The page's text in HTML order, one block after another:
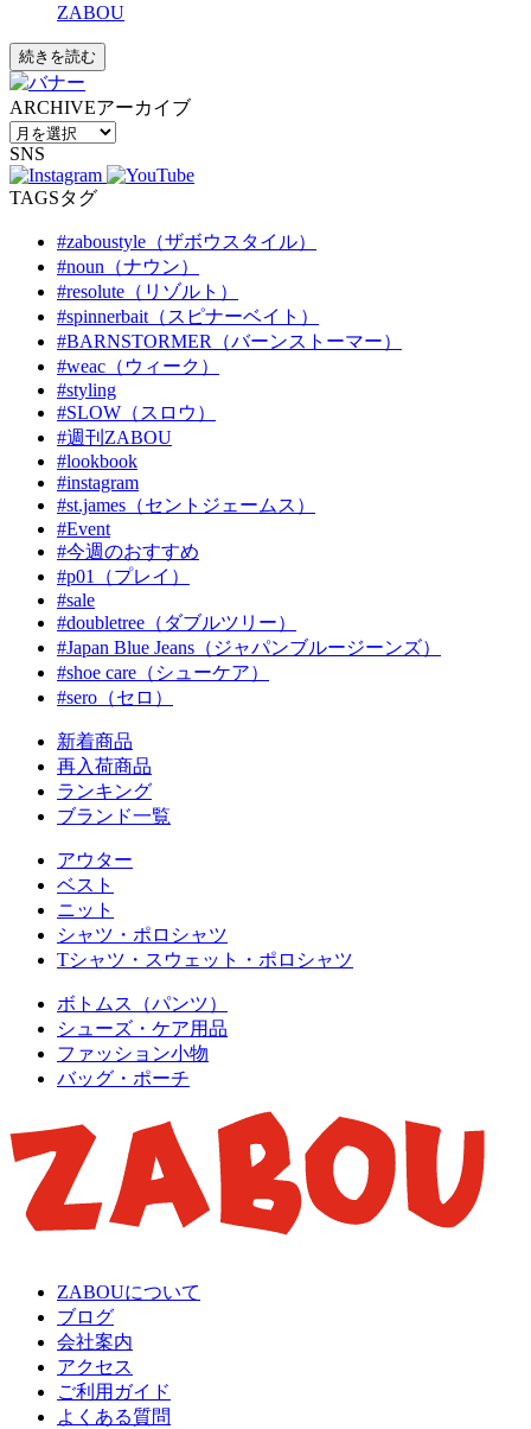
ZABOU
続きを読む
ARCHIVEアーカイブ
SNS
TAGSタグ
#zaboustyle（ザボウスタイル）
#noun（ナウン）
#resolute（リゾルト）
#spinnerbait（スピナーベイト）
#BARNSTORMER（バーンストーマー）
#weac（ウィーク）
#styling
#SLOW（スロウ）
#週刊ZABOU
#lookbook
#instagram
#st.james（セントジェームス）
#Event
#今週のおすすめ
#p01（プレイ）
#sale
#doubletree（ダブルツリー）
#Japan Blue Jeans（ジャパンブルージーンズ）
#shoe care（シューケア）
#sero（セロ）
新着商品
再入荷商品
ランキング
ブランド一覧
アウター
ベスト
ニット
シャツ・ポロシャツ
Tシャツ・スウェット・ポロシャツ
ボトムス（パンツ）
シューズ・ケア用品
ファッション小物
バッグ・ポーチ
ZABOUについて
ブログ
会社案内
アクセス
ご利用ガイド
よくある質問